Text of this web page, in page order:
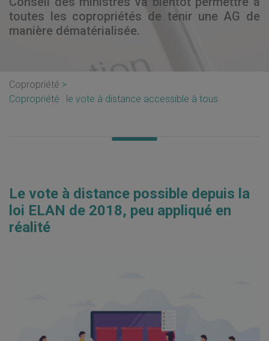
toutes les copropriétés de tenir une AG de
manière dématérialisée.
Copropriété
Copropriété : le vote à distance accessible à tous
Le vote à distance possible depuis la
loi ELAN de 2018, peu appliqué en
réalité